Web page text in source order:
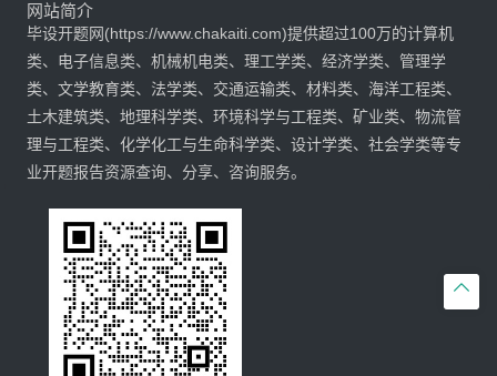

网站简介
毕设开题网(https://www.chakaiti.com)提供超过100万的计算机
类、电子信息类、机械机电类、理工学类、经济学类、管理学
类、文学教育类、法学类、交通运输类、材料类、海洋工程类、
土木建筑类、地理科学类、环境科学与工程类、矿业类、物流管
理与工程类、化学化工与生命科学类、设计学类、社会学类等专
业开题报告资源查询、分享、咨询服务。